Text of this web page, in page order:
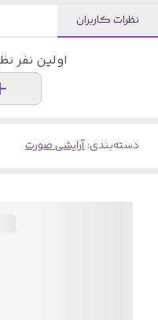
نظرات کاربران
اولین نفر
دسته‌بندی:آرایشی صورت